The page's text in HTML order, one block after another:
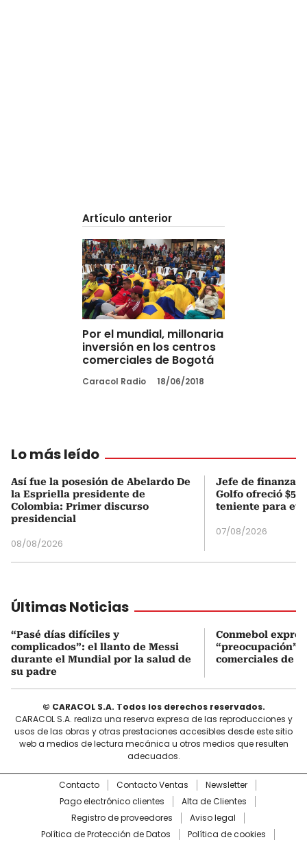
Artículo anterior
Por el mundial, millonaria
inversión en los centros
comerciales de Bogotá
Caracol Radio 18/06/2018
Lo más leído
Así fue la posesión de Abelardo De
la Espriella presidente de
Colombia: Primer discurso
presidencial
08/08/2026
Jefe de finanzas
Golfo ofreció
teniente para
07/08/2026
Últimas Noticias
“Pasé días difíciles y
complicados”: el llanto de Messi
durante el Mundial por la salud de
su padre
Conmebol
“preocupación”
comerciales de la
© CARACOL S.A. Todos los derechos reservados.
CARACOL S.A. realiza una reserva expresa de las reproducciones y
usos de las obras y otras prestaciones accesibles desde este sitio
web a medios de lectura mecánica u otros medios que resulten
adecuados.
Contacto Contacto Ventas
Newsletter
Pago electrónico clientes
Alta de Clientes
Registro de proveedores
Aviso legal
Política de Protección de Datos
Política de cookies